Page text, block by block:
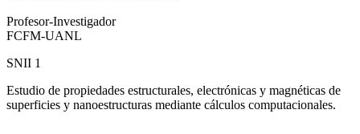
Profesor-Investigador
FCFM-UANL
SNII 1
Estudio de propiedades estructurales, electrónicas y magnéticas de
superficies y nanoestructuras mediante cálculos computacionales.